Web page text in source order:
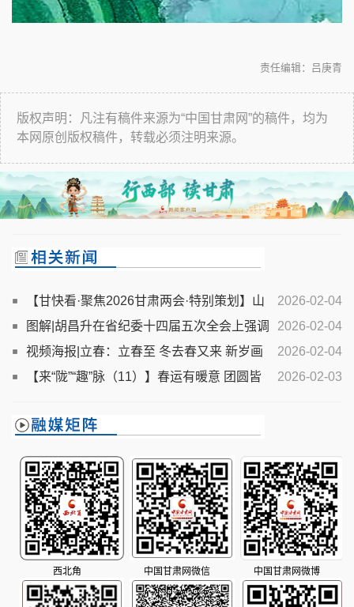
责任编辑：吕庚青
版权声明：凡注有稿件来源为“中国甘肃网”的稿件，均为
本网原创版权稿件，转载必须注明来源。
2026-02-04
【甘快看·聚焦2026甘肃两会·特别策划】山
河共锦绣 跟着总书记的足迹看甘肃新变化
2026-02-04
图解|胡昌升在省纪委十四届五次全会上强调
了这些！
2026-02-04
视频海报|立春：立春至 冬去春又来 新岁画
卷缓开
2026-02-03
【来“陇”“趣”脉（11）】春运有暖意 团圆皆
西北角 中国甘肃网微信 中国甘肃网微博